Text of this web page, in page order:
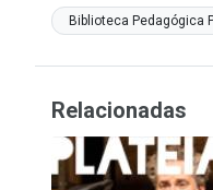
Biblioteca Pedagógica
Relacionadas